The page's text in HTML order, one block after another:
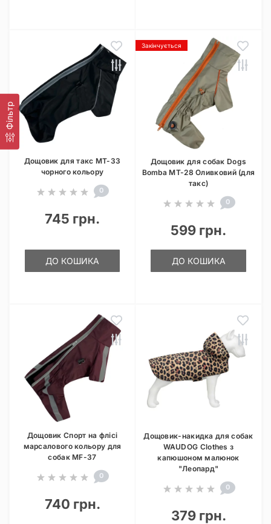
Фільтр
Дощовик для такс MT-33
чорного кольору
0
745 грн.
ДО КОШИКА
Закінчується
Дощовик для собак Dogs
Bomba MT-28 Оливковий (для
такс)
0
599 грн.
ДО КОШИКА
Дощовик Спорт на флісі
марсалового кольору для
собак MF-37
0
740 грн.
Дощовик-накидка для собак
WAUDOG Clothes з
капюшоном малюнок
"Леопард"
0
379 грн.